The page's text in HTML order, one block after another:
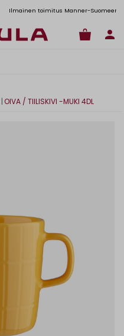
Ilmainen toimitus Manner-Suomeen yli
| OIVA / TIILISKIVI -MUKI 4DL